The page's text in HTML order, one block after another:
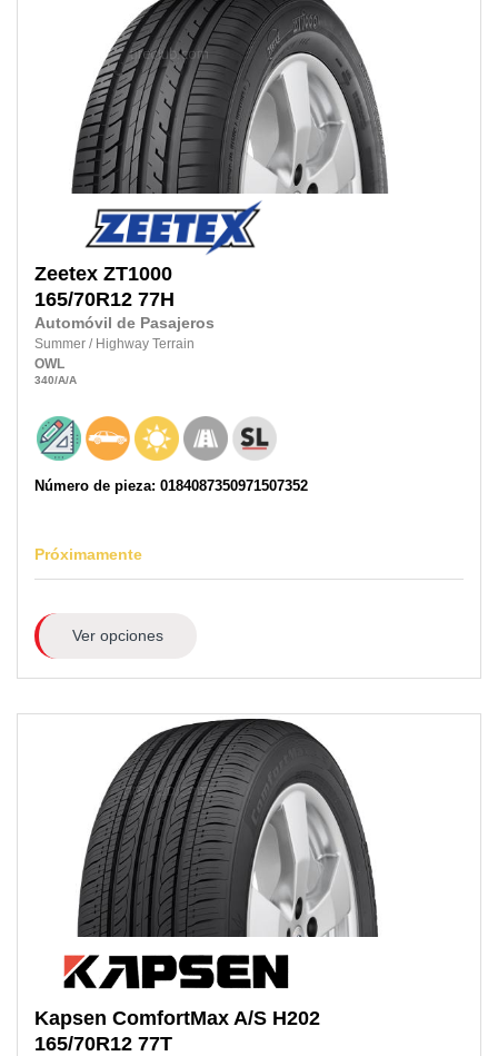
Zeetex ZT1000
165/70R12 77H
Automóvil de Pasajeros
Summer / Highway Terrain
OWL
340/A/A
Número de pieza: 0184087350971507352
Próximamente
Ver opciones
Kapsen ComfortMax A/S H202
165/70R12 77T